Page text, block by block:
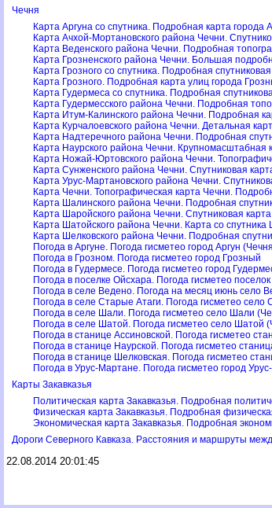
Чечня
Карта Аргуна со спутника. Подробная карта города
Карта Ачхой-Мортановского района Чечни.
Карта Веденского района Чечни. Подробная
Карта Грозненского района Чечни. Большая
Карта Грозного со спутника. Подробная
Карта Грозного. Подробная карта улиц города
Карта Гудермеса со спутника. Подробная
Карта Гудермесского района Чечни. Подробная
Карта Итум-Калинского района Чечни. Подробная
Карта Курчалоевского района Чечни. Детальная
Карта Надтеречного района Чечни. Подробная
Карта Наурского района Чечни. Крупномасштабная
Карта Ножай-Юртовского района Чечни.
Карта Сунженского района Чечни. Спутниковая
Карта Урус-Мартановского района Чечни.
Карта Чечни. Топографическая карта Чечни.
Карта Шалинского района Чечни. Подробная
Карта Шаройского района Чечни. Спутниковая
Карта Шатойского района Чечни. Карта со спутника
Карта Шелковского района Чечни. Подробная
Погода в Аргуне. Погода гисметео город Аргун
Погода в Грозном. Погода гисметео город Грозный
Погода в Гудермесе. Погода гисметео город
Погода в поселке Ойсхара. Погода гисметео
Погода в селе Ведено. Погода на месяц июнь село
Погода в селе Старые Атаги. Погода гисметео село
Погода в селе Шали. Погода гисметео село Шали
Погода в селе Шатой. Погода гисметео село Шатой
Погода в станице Ассиновской. Погода гисметео
Погода в станице Наурской. Погода гисметео
Погода в станице Шелковская. Погода гисметео
Погода в Урус-Мартане. Погода гисметео город
Карты Закавказья
Политическая карта Закавказья. Подробная
Физическая карта Закавказья. Подробная
Экономическая карта Закавказья. Подробная
Дороги Северного Кавказа. Расстояния и маршруты
22.08.2014 20:01:45